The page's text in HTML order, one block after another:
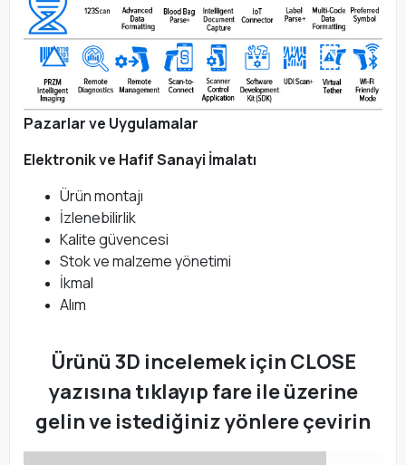
Pazarlar ve Uygulamalar
Elektronik ve Hafif Sanayi İmalatı
Ürün montajı
İzlenebilirlik
Kalite güvencesi
Stok ve malzeme yönetimi
İkmal
Alım
Ürünü 3D incelemek için CLOSE
yazısına tıklayıp fare ile üzerine
gelin ve istediğiniz yönlere çevirin